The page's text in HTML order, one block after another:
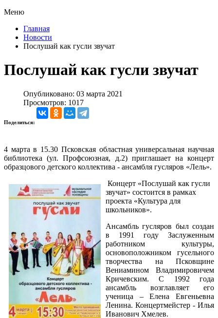
Меню
Главная
Новости
Послушай как гусли звучат
Послушай как гусли звучат
Опубликовано: 03 марта 2021
Просмотров: 1017
Поделиться:
4 марта в 15.30 Псковская областная универсальная научная
библиотека (ул. Профсоюзная, д.2) приглашает на концерт
образцового детского коллектива - ансамбля гусляров «Лель».
Концерт «Послушай как гусли
звучат» состоится в рамках
проекта «Культура для
школьников».
Ансамбль гусляров был создан
в 1991 году Заслуженным
работником культуры,
основоположником гусельного
творчества на Псковщине
Вениамином Владимировичем
Кричевским. С 1992 года
ансамбль возглавляет его
ученица – Елена Евгеньевна
Ленина. Концертмейстер - Илья
Иванович Хмелев.